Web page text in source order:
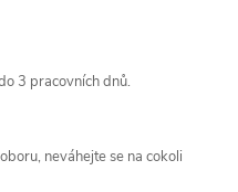
3 pracovních dnů.
neváhejte se na cokoli